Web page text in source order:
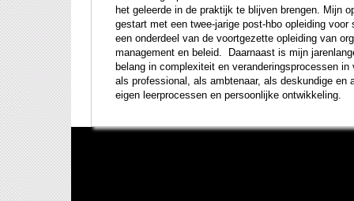
het geleerde in de praktijk te blijven brengen. Mijn
gestart met een twee-jarige post-hbo opleiding voor
een onderdeel van de voortgezette opleiding van
management en beleid. Daarnaast is mijn
belang in complexiteit en veranderingsprocessen in
als professional, als ambtenaar, als deskundige en
eigen leerprocessen en persoonlijke ontwikkeling.